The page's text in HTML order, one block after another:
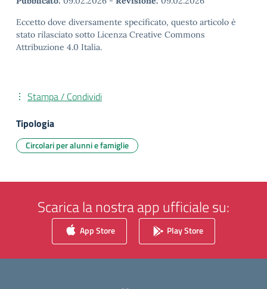
Eccetto dove diversamente specificato, questo articolo è
stato rilasciato sotto Licenza Creative Commons
Attribuzione 4.0 Italia.
Stampa / Condividi
Tipologia
Circolari per alunni e famiglie
Scarica la nostra app ufficiale su:
App Store Play Store